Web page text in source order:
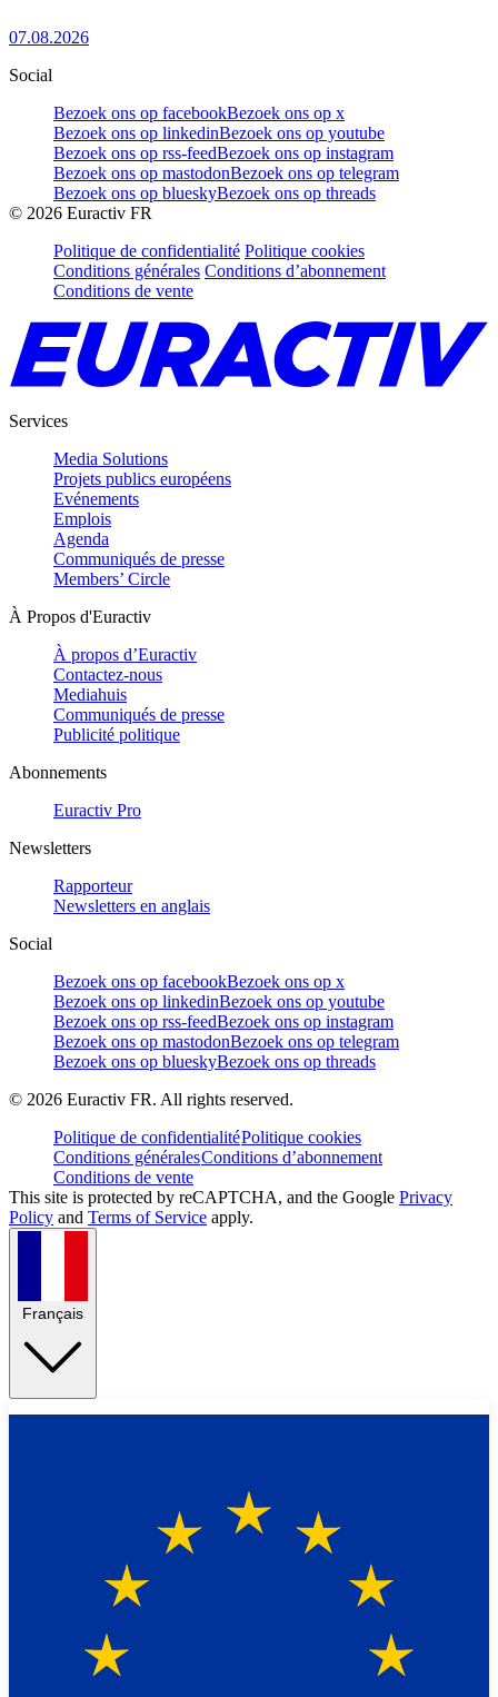
07.08.2026
Social
Bezoek ons op facebookBezoek ons op x
Bezoek ons op linkedinBezoek ons op youtube
Bezoek ons op rss-feedBezoek ons op instagram
Bezoek ons op mastodonBezoek ons op telegram
Bezoek ons op blueskyBezoek ons op threads
© 2026 Euractiv FR
Politique de confidentialité Politique cookies
Conditions générales Conditions d’abonnement
Conditions de vente
Services
Media Solutions
Projets publics européens
Evénements
Emplois
Agenda
Communiqués de presse
Members’ Circle
À Propos d'Euractiv
À propos d’Euractiv
Contactez-nous
Mediahuis
Communiqués de presse
Publicité politique
Abonnements
Euractiv Pro
Newsletters
Rapporteur
Newsletters en anglais
Social
Bezoek ons op facebookBezoek ons op x
Bezoek ons op linkedinBezoek ons op youtube
Bezoek ons op rss-feedBezoek ons op instagram
Bezoek ons op mastodonBezoek ons op telegram
Bezoek ons op blueskyBezoek ons op threads
© 2026 Euractiv FR. All rights reserved.
Politique de confidentialitéPolitique cookies
Conditions généralesConditions d’abonnement
Conditions de vente
This site is protected by reCAPTCHA, and the Google Privacy
Policy and Terms of Service apply.
Français